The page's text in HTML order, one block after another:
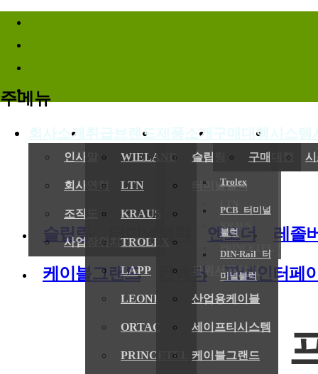
바로가기메뉴
주메뉴
회사소개
인사말
회사연혁
조직도
사업장위치/연락처
취급브랜드
WIELAND
LTN
KRAUS
TROLEX
LAPP
LEONI
ORTAC
PRINCETEL
제품소개
슬립링
Trolex
KRAUS
PRINCETEL
터미널블럭
PCB 터미널
블럭
DIN-Rail 터
미널블럭
엔코더
레졸버
파워서플라이
산업용케이블
세이프티시스템
케이블그랜드
구매대행
구매대행
(
전기,기
슬립링 터미널블럭 엔코더 레졸
케이블그랜드 컨넥터 판넬인터페